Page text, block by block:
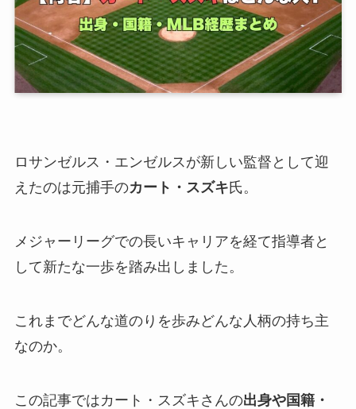
ロサンゼルス・エンゼルスが新しい監督として迎
えたのは元捕手のカート・スズキ 氏。
メジャーリーグでの長いキャリアを経て指導者と
して新たな一歩を踏み出しました。
これまでどんな道のりを歩みどんな人柄の持ち主
なのか。
この記事ではカート・スズキさんの出身や国籍・